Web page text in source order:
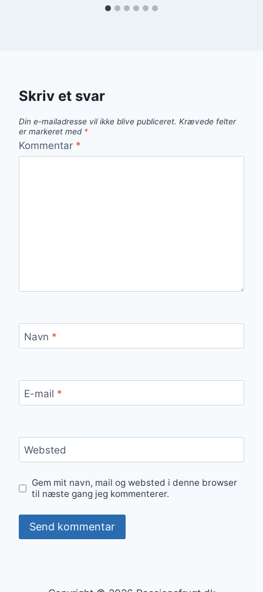
Skriv et svar
Din e-mailadresse vil ikke blive publiceret. Krævede felter
er markeret med *
Kommentar *
Navn *
E-mail *
Websted
Gem mit navn, mail og websted i denne browser
til næste gang jeg kommenterer.